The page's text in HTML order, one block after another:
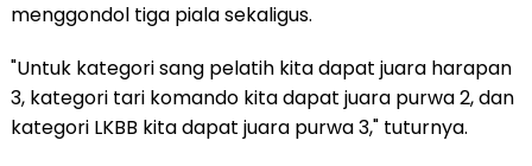
menggondol tiga piala sekaligus.
"Untuk kategori sang pelatih kita dapat juara harapan
3, kategori tari komando kita dapat juara purwa 2, dan
kategori LKBB kita dapat juara purwa 3," tuturnya.